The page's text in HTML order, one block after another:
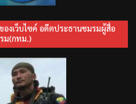
องเว็บไซค์ อดีตประธานชมรมผู้สื่อ
ม(กทม.)